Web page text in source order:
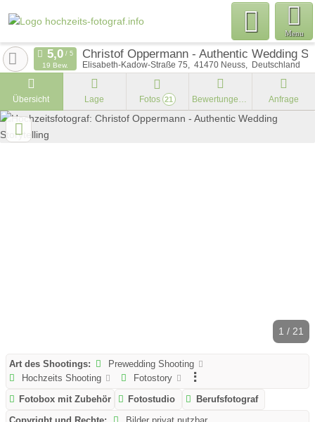
Menu
Christof Oppermann - Authentic Wedding
Elisabeth-Kadow-Straße 75 41470 Neuss Deutschland
19 Bew.
Übersicht Lage Fotos 21 Bewertungen Anfrage
1 / 21
Art des Shootings:
Prewedding Shooting
Hochzeits Shooting
Fotostory
Fotobox mit Zubehör
Fotostudio
Berufsfotograf